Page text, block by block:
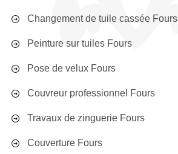
Changement de tuile cassée Fours
Peinture sur tuiles Fours
Pose de velux Fours
Couvreur professionnel Fours
Travaux de zinguerie Fours
Couverture Fours